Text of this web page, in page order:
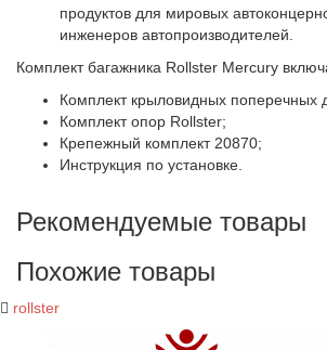
продуктов для мировых
инженеров автопроизводителей.
Комплект багажника Rollster Mercury
Комплект крыловидных поперечных
Комплект опор Rollster;
Крепежный комплект 20870;
Инструкция по установке.
Рекомендуемые товары
Похожие товары
rollster